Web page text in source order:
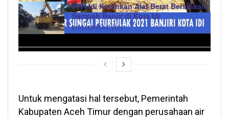
PPN Idi Kerahkan Alat Berat Bersihkan
Sampah Banjir di Kota Idi
DECEMBER 5, 2025
Untuk mengatasi hal tersebut, Pemerintah
Kabupaten Aceh Timur dengan perusahaan air